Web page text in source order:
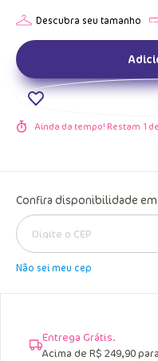
Ainda da tempo! Restam 1
Confira disponibilidade
Não sei meu cep
Entrega Grátis.
Acima de R$ 249,90